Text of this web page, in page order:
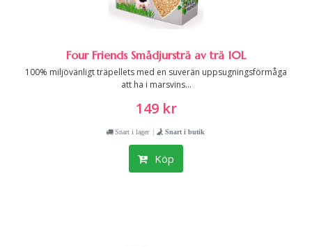
Four Friends Smådjursträ av trä 10L
100% miljövänligt träpellets med en suverän uppsugningsförmåga
att ha i marsvins...
149 kr
Snart i lager | Snart i butik
Köp